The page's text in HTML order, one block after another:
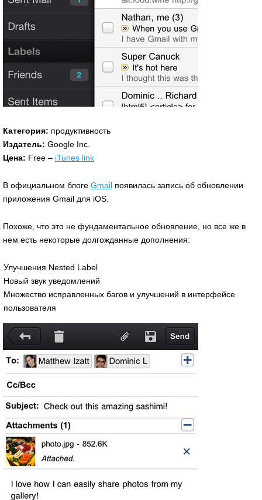
Категория: продуктивность
Издатель: Google Inc.
Цена: Free – iTunes link
В официальном блоге Gmail появилась запись об обновлении
приложения Gmail для iOS.
Похоже, что это не фундаментальное обновление, но все же в
нем есть некоторые долгожданные дополнения:
Улучшения Nested Label
Новый звук уведомлений
Множество исправленных багов и улучшений в интерфейсе
пользователя